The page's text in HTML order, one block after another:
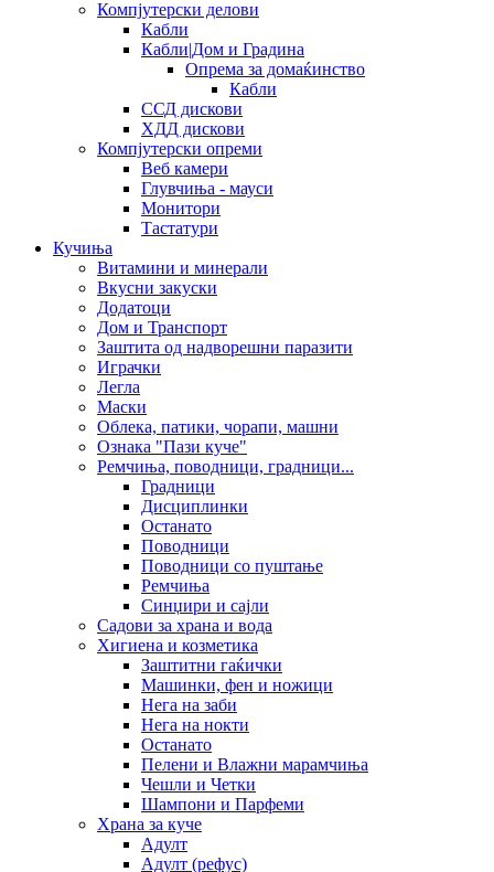
Компјутерски делови
Кабли
Кабли|Дом и Градина
Опрема за домаќинство
Кабли
ССД дискови
ХДД дискови
Компјутерски опреми
Веб камери
Глувчиња - мауси
Монитори
Тастатури
Кучиња
Витамини и минерали
Вкусни закуски
Додатоци
Дом и Транспорт
Заштита од надворешни паразити
Играчки
Легла
Маски
Облека, патики, чорапи, машни
Ознака "Пази куче"
Ремчиња, поводници, градници...
Градници
Дисциплинки
Останато
Поводници
Поводници со пуштање
Ремчиња
Синџири и сајли
Садови за храна и вода
Хигиена и козметика
Заштитни гаќички
Машинки, фен и ножици
Нега на заби
Нега на нокти
Останато
Пелени и Влажни марамчиња
Чешли и Четки
Шампони и Парфеми
Храна за куче
Адулт
Адулт (рефус)